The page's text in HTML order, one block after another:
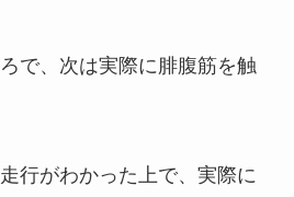
で、次は実際に腓腹筋を触
行がわかった上で、実際に